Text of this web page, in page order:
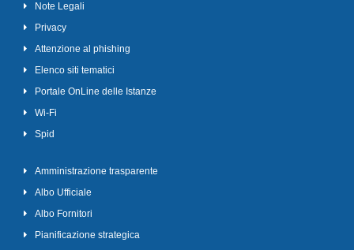
Note Legali
Privacy
Attenzione al phishing
Elenco siti tematici
Portale OnLine delle Istanze
Wi-Fi
Spid
Amministrazione trasparente
Albo Ufficiale
Albo Fornitori
Pianificazione strategica